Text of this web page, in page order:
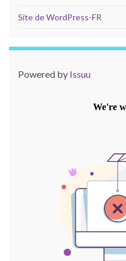
Site de WordPress-FR
Powered by Issuu